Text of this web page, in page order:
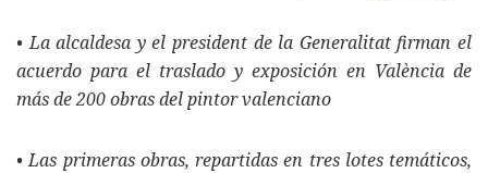
• La alcaldesa y el president de la Generalitat firman el
acuerdo para el traslado y exposición en València de
más de 200 obras del pintor valenciano
• Las primeras obras, repartidas en tres lotes temáticos,